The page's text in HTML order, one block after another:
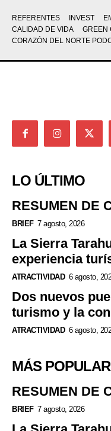
REFERENTES INVEST
CALIDAD DE VIDA
GREEN
CORAZÓN DEL NORTE
LO ÚLTIMO
RESUMEN DE
BRIEF 7 agosto, 2026
La Sierra
experiencia
ATRACTIVIDAD 6 agosto,
Dos nuevos
turismo y la
ATRACTIVIDAD 6 agosto,
MÁS POPULAR
RESUMEN DE
BRIEF 7 agosto, 2026